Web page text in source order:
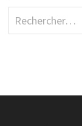
Rechercher :